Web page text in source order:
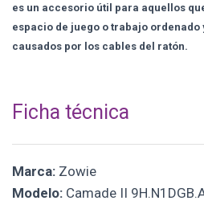
es un accesorio útil para aquellos
espacio de juego o trabajo
causados por los cables del ratón.
Ficha técnica
Marca: Zowie
Modelo: Camade II